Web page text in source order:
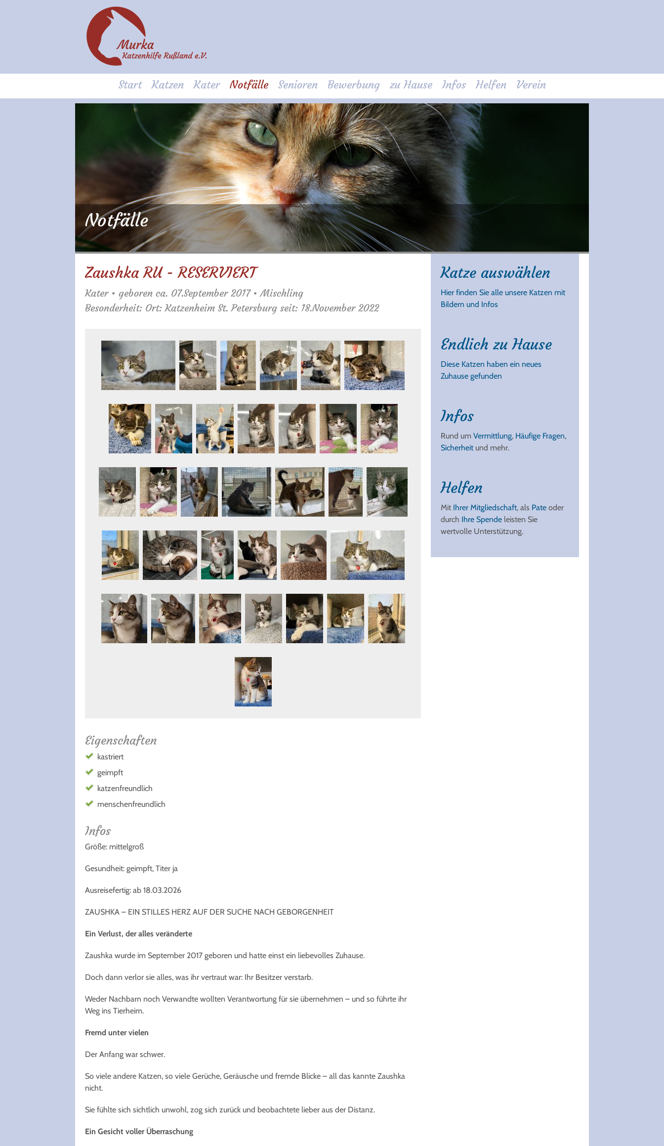
Start Katzen Kater Notfälle Senioren Bewerbung zu Hause Infos Helfen Verein
Notfälle
Zaushka RU - RESERVIERT
Kater • geboren ca. 07.September 2017 • Mischling
Besonderheit: Ort: Katzenheim St. Petersburg seit: 18.November 2022
Eigenschaften
kastriert
geimpft
katzenfreundlich
menschenfreundlich
Infos
Größe: mittelgroß
Gesundheit: geimpft, Titer ja
Ausreisefertig: ab 18.03.2026
ZAUSHKA – EIN STILLES HERZ AUF DER SUCHE NACH GEBORGENHEIT
Ein Verlust, der alles veränderte
Zaushka wurde im September 2017 geboren und hatte einst ein liebevolles Zuhause.
Doch dann verlor sie alles, was ihr vertraut war: Ihr Besitzer verstarb.
Weder Nachbarn noch Verwandte wollten Verantwortung für sie übernehmen – und so führte ihr
Weg ins Tierheim.
Fremd unter vielen
Der Anfang war schwer.
So viele andere Katzen, so viele Gerüche, Geräusche und fremde Blicke – all das kannte Zaushka
nicht.
Sie fühlte sich sichtlich unwohl, zog sich zurück und beobachtete lieber aus der Distanz.
Ein Gesicht voller Überraschung
Katze auswählen
Hier finden Sie alle unsere Katzen mit
Bildern und Infos
Endlich zu Hause
Diese Katzen haben ein neues
Zuhause gefunden
Infos
Rund um Vermittlung, Häufige Fragen,
Sicherheitund mehr.
Helfen
Mit Ihrer Mitgliedschaft, als Pate oder
durch Ihre Spende leisten Sie
wertvolle Unterstützung.